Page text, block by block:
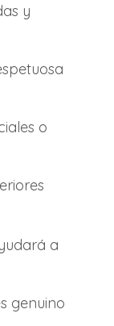
y
o
a
genuino